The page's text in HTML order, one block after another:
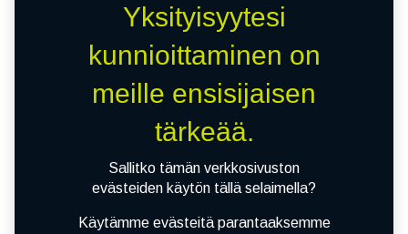
Yksityisyytesi
kunnioittaminen on
meille ensisijaisen
tärkeää.
Sallitko tämän verkkosivuston
evästeiden käytön tällä selaimella?
Käytämme evästeitä parantaaksemme